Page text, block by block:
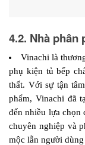
4.2. Nhà phân
Vinachi là
phụ kiện tủ bếp
thất. Với sự tận
phẩm, Vinachi đã
đến nhiều lựa chọn
chuyên nghiệp và
mộc lẫn người dùng